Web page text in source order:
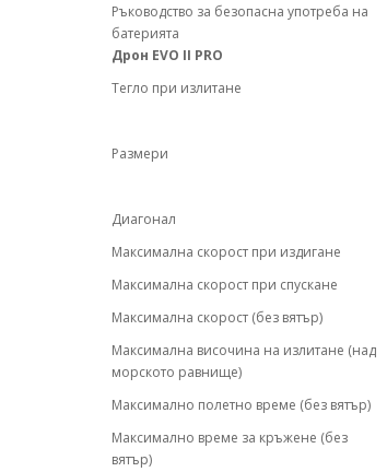
Ръководство за безопасна употреба на
батерията
Дрон EVO II PRO
Тегло при излитане
Размери
Диагонал
Максимална скорост при издигане
Максимална скорост при спускане
Максимална скорост (без вятър)
Максимална височина на излитане (над
морското равнище)
Максимално полетно време (без вятър)
Максимално време за кръжене (без
вятър)